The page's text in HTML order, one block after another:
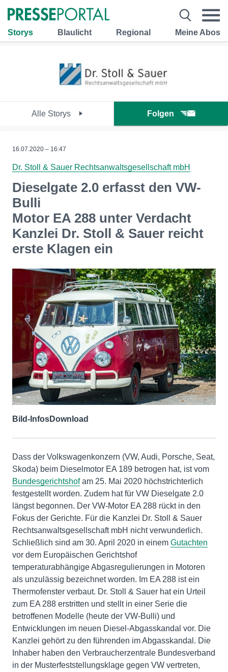
Storys Blaulicht Regional Meine Abos
Alle Storys Folgen
16.07.2020 – 16:47
Dr. Stoll & Sauer Rechtsanwaltsgesellschaft mbH
Dieselgate 2.0 erfasst den VW-
Bulli
Motor EA 288 unter Verdacht
Kanzlei Dr. Stoll & Sauer reicht
erste Klagen ein
Bild-InfosDownload
Dass der Volkswagenkonzern (VW, Audi, Porsche, Seat,
Skoda) beim Dieselmotor EA 189 betrogen hat, ist vom
Bundesgerichtshofam 25. Mai 2020 höchstrichterlich
festgestellt worden. Zudem hat für VW Dieselgate 2.0
längst begonnen. Der VW-Motor EA 288 rückt in den
Fokus der Gerichte. Für die Kanzlei Dr. Stoll & Sauer
Rechtsanwaltsgesellschaft mbH nicht verwunderlich.
Schließlich sind am 30. April 2020 in einem Gutachten
vor dem Europäischen Gerichtshof
temperaturabhängige Abgasregulierungen in Motoren
als unzulässig bezeichnet worden. Im EA 288 ist ein
Thermofenster verbaut. Dr. Stoll & Sauer hat ein Urteil
zum EA 288 erstritten und stellt in einer Serie die
betroffenen Modelle (heute der VW-Bulli) und
Entwicklungen im neuen Diesel-Abgasskandal vor. Die
Kanzlei gehört zu den führenden im Abgasskandal. Die
Inhaber haben den Verbraucherzentrale Bundesverband
in der Musterfeststellungsklage gegen VW vertreten,